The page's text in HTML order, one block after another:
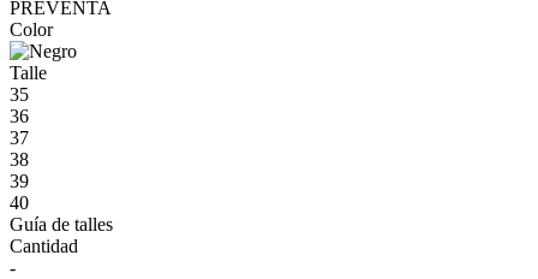
PREVENTA
Color
Talle
35
36
37
38
39
40
Guía de talles
Cantidad
-